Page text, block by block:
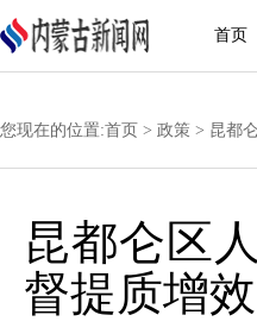
首页
您现在的位置:首页 > 政策 > 昆都
昆都仑区
督提质增效